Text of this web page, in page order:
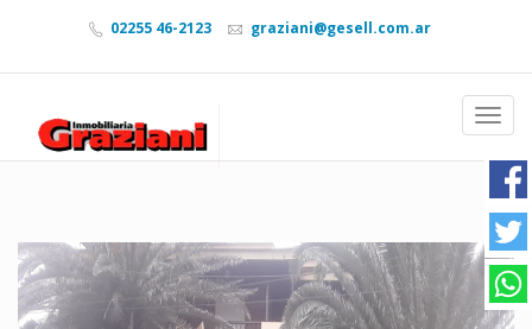
02255 46-2123 graziani@gesell.com.ar